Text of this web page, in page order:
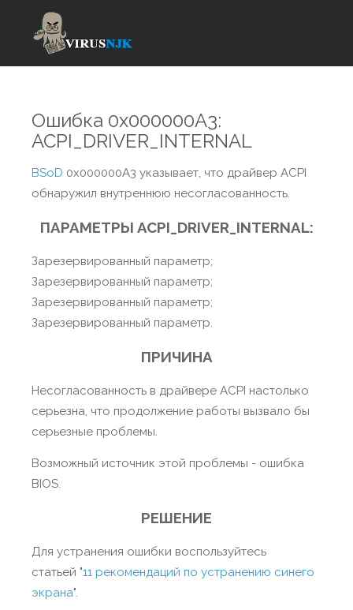
Ошибка 0x000000A3:
ACPI_DRIVER_INTERNAL
BSoD 0x000000A3 указывает, что драйвер ACPI
обнаружил внутреннюю несогласованность.
ПАРАМЕТРЫ ACPI_DRIVER_INTERNAL:
Зарезервированный параметр;
Зарезервированный параметр;
Зарезервированный параметр;
Зарезервированный параметр.
ПРИЧИНА
Несогласованность в драйвере ACPI настолько
серьезна, что продолжение работы вызвало бы
серьезные проблемы.
Возможный источник этой проблемы - ошибка
BIOS.
РЕШЕНИЕ
Для устранения ошибки воспользуйтесь
статьей "11 рекомендаций по устранению синего
экрана".